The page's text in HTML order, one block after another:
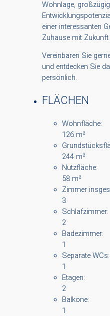
Wohnlage,
einer interessanten
Zuhause mit Zukunft
Vereinbaren Sie
und entdecken Sie
persönlich.
FLÄCHEN
Wohnfläche:
126 m²
244 m²
Nutzfläche:
58 m²
Zimmer
3
Schlafzimmer:
2
Badezimmer:
1
Separate WCs:
1
Etagen:
2
Balkone:
1